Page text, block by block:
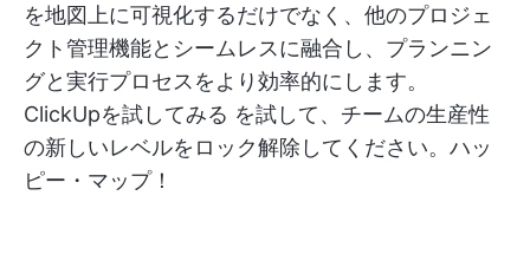
を地図上に可視化するだけでなく、他のプロジェ
クト管理機能とシームレスに融合し、プランニン
グと実行プロセスをより効率的にします。
ClickUpを試してみる を試して、チームの生産性
の新しいレベルをロック解除してください。ハッ
ピー・マップ！